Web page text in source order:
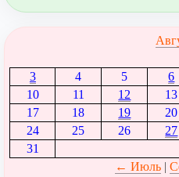
3
4 5 6
10
11 12 13
17
18 19 20
24
25 26 27
31
← Июль|